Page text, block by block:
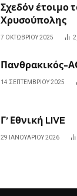
Σχεδόν έτοιμο
Χρυσούπολης
7 ΟΚΤΩΒΡΊΟΥ 2025
Πανθρακικός-
14 ΣΕΠΤΕΜΒΡΊΟΥ 2025
Γ’ Εθνική LIVE
29 ΙΑΝΟΥΑΡΊΟΥ 2026